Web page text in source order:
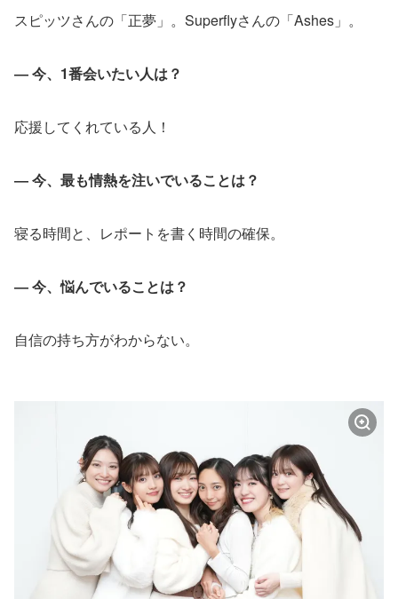
スピッツさんの「正夢」。Superflyさんの「Ashes」。
― 今、1番会いたい人は？
応援してくれている人！
― 今、最も情熱を注いでいることは？
寝る時間と、レポートを書く時間の確保。
― 今、悩んでいることは？
自信の持ち方がわからない。